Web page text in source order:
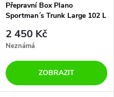
Přepravní Box Plano
Sportman´s Trunk Large 102 L
2 450 Kč
Neznámá
ZOBRAZIT